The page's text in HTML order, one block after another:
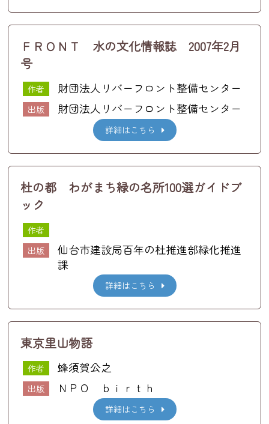
ＦＲＯＮＴ 水の文化情報誌 2007年2月
号
作者 財団法人リバーフロント整備センター
出版 財団法人リバーフロント整備センター
詳細はこちら
杜の都 わがまち緑の名所100選ガイドブ
ック
作者
出版
仙台市建設局百年の杜推進部緑化推進
課
詳細はこちら
東京里山物語
作者 蜂須賀公之
出版 ＮＰＯ ｂｉｒｔｈ
詳細はこちら